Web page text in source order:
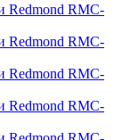
Redmond RMC-
Redmond RMC-
Redmond RMC-
Redmond RMC-